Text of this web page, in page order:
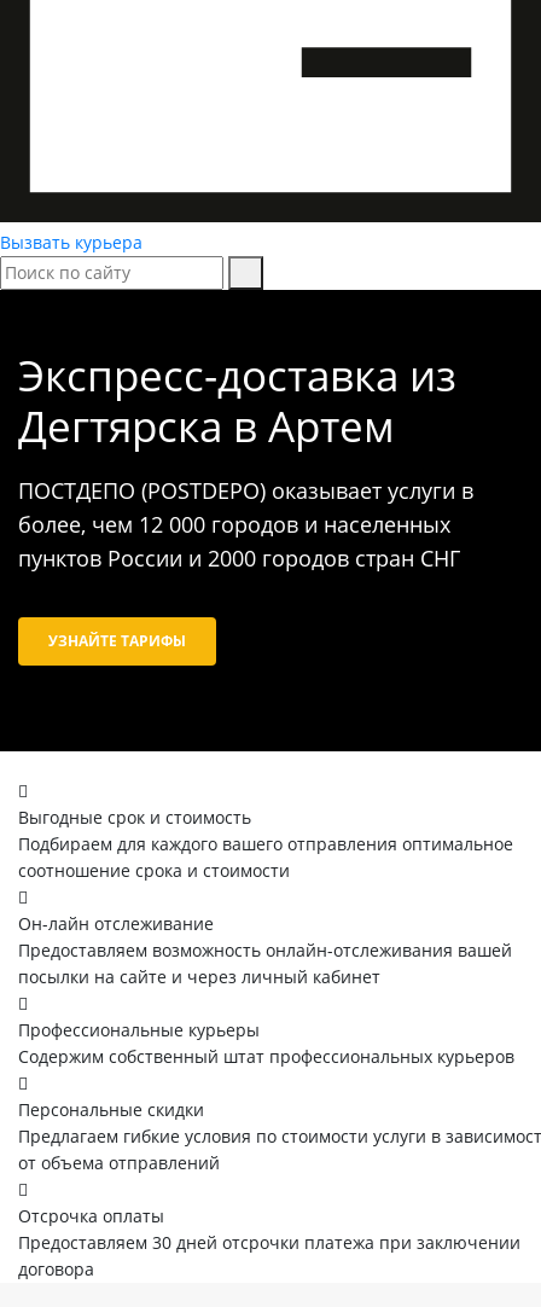
Вызвать курьера
Экспресс-доставка из
Дегтярска в Артем
ПОСТДЕПО (POSTDEPO) оказывает услуги в
более, чем 12 000 городов и населенных
пунктов России и 2000 городов стран СНГ
УЗНАЙТЕ ТАРИФЫ
Выгодные срок и стоимость
Подбираем для каждого вашего отправления оптимальное
соотношение срока и стоимости
Он-лайн отслеживание
Предоставляем возможность онлайн-отслеживания вашей
посылки на сайте и через личный кабинет
Профессиональные курьеры
Содержим собственный штат профессиональных курьеров
Персональные скидки
Предлагаем гибкие условия по стоимости услуги в
от объема отправлений
Отсрочка оплаты
Предоставляем 30 дней отсрочки платежа при заключении
договора